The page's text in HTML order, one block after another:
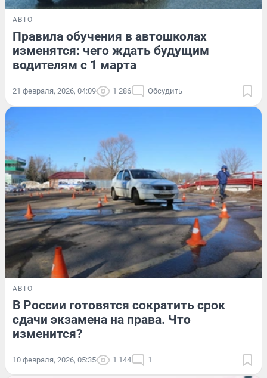
АВТО
Правила обучения в автошколах
изменятся: чего ждать будущим
водителям с 1 марта
21 февраля, 2026, 04:09 1 286 Обсудить
АВТО
В России готовятся сократить срок
сдачи экзамена на права. Что
изменится?
10 февраля, 2026, 05:35 1 144 1